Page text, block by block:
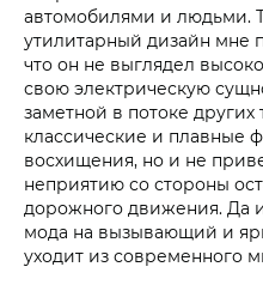
автомобилями и людьми.
утилитарный дизайн мне
что он не выглядел
свою электрическую
заметной в потоке
классические и плавные
восхищения, но и не
неприятию со стороны
дорожного движения. Да
мода на вызывающий и
уходит из современного